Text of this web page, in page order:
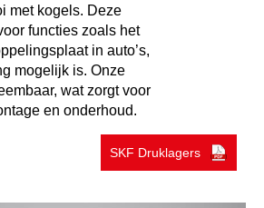
met kogels. Deze
functies zoals het
in auto’s,
mogelijk is. Onze
wat zorgt voor
en onderhoud.
SKF Druklagers